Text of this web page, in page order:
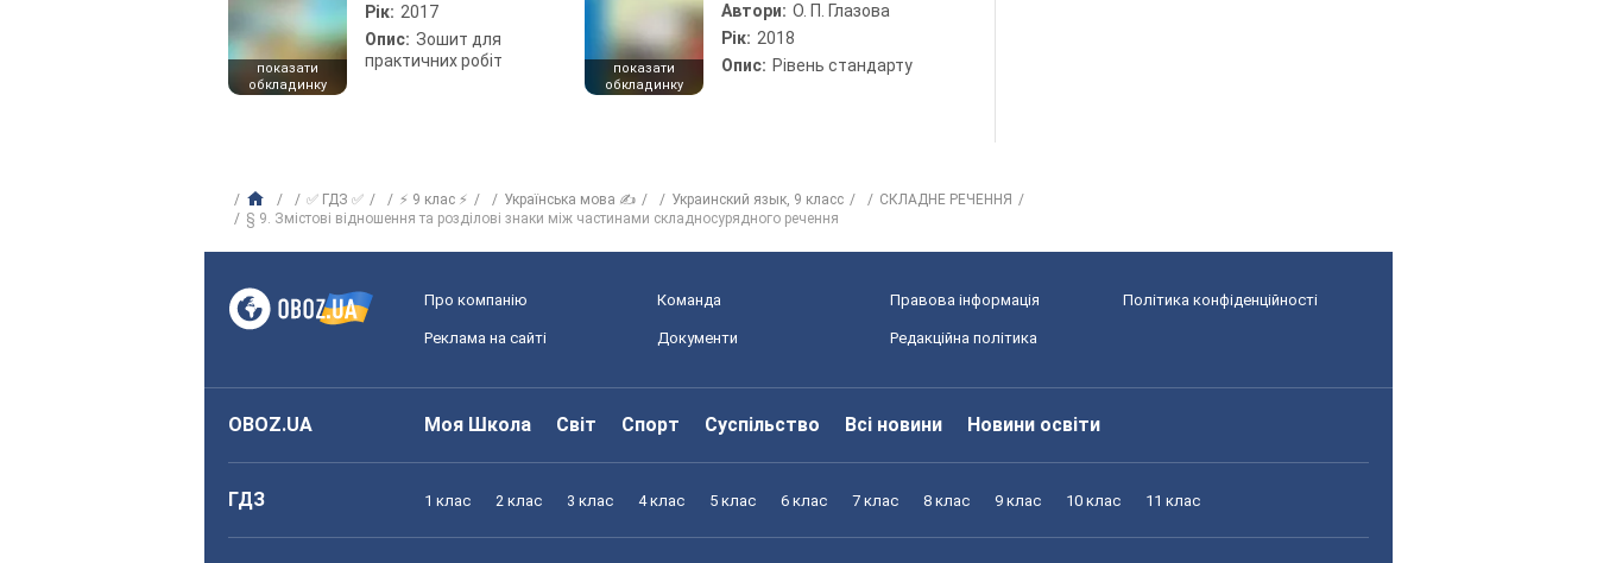
показати
обкладинку
Рік: 2017
Опис: Зошит для
практичних робіт
показати
обкладинку
Автори: О. П. Глазова
Рік: 2018
Опис: Рівень стандарту
✅ ГДЗ ✅ ⚡ 9 клас ⚡ Українська мова ✍ Украинский язык, 9 класс
СКЛАДНЕ РЕЧЕННЯ
§ 9. Змістові відношення та розділові знаки між частинами складносурядного речення
Про компанію Команда Правова інформація Політика конфіденційності
Реклама на сайті Документи Редакційна політика
OBOZ.UA Моя Школа Світ Спорт Суспільство Всі новини Новини освіти
ГДЗ 1 клас 2 клас 3 клас 4 клас 5 клас 6 клас 7 клас 8 клас 9 клас 10 клас 11 клас